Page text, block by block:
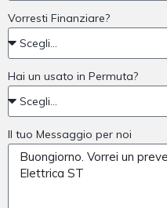
Vorresti Finanziare?
Hai un usato in Permuta?
Il tuo Messaggio per noi